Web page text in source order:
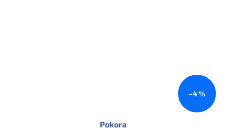
–4 %
Pokora